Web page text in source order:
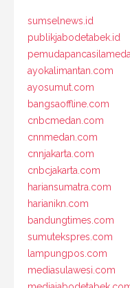
sumselnews.id
publikjabodetabek.id
ayokalimantan.com
ayosumut.com
bangsaoffline.com
cnbcmedan.com
cnnmedan.com
cnnjakarta.com
cnbcjakarta.com
hariansumatra.com
harianikn.com
bandungtimes.com
sumutekspres.com
lampungpos.com
mediasulawesi.com